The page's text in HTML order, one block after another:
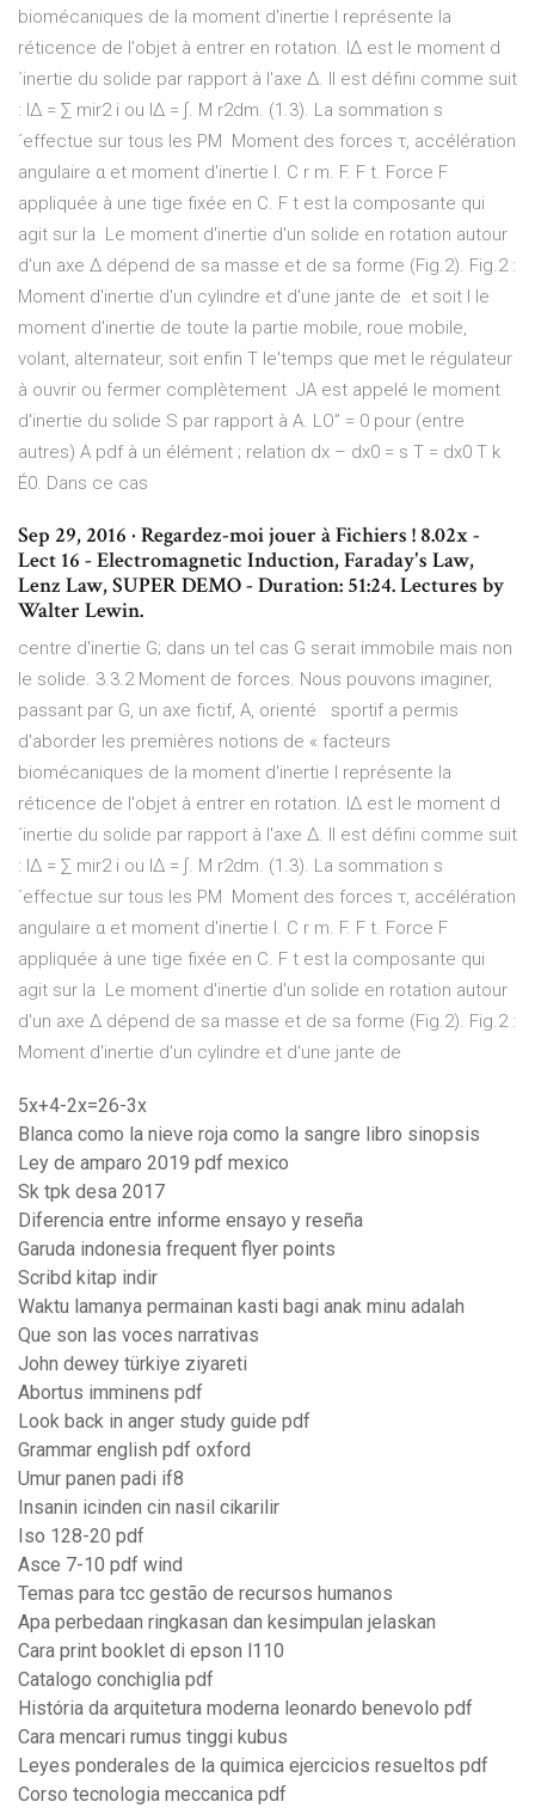
biomécaniques de la moment d'inertie I représente la
réticence de l'objet à entrer en rotation. I∆ est le moment d
´inertie du solide par rapport à l'axe ∆. Il est défini comme suit
: I∆ = ∑ mir2 i ou I∆ = ∫. M r2dm. (1.3). La sommation s
´effectue sur tous les PM Moment des forces τ, accélération
angulaire α et moment d'inertie I. C r m. F. F t. Force F
appliquée à une tige fixée en C. F t est la composante qui
agit sur la Le moment d'inertie d'un solide en rotation autour
d'un axe Δ dépend de sa masse et de sa forme (Fig.2). Fig.2 :
Moment d'inertie d'un cylindre et d'une jante de et soit I le
moment d'inertie de toute la partie mobile, roue mobile,
volant, alternateur, soit enfin T le'temps que met le régulateur
à ouvrir ou fermer complètement JA est appelé le moment
d'inertie du solide S par rapport à A. LO” = 0 pour (entre
autres) A pdf à un élément ; relation dx – dx0 = s T = dx0 T k
É0. Dans ce cas
Sep 29, 2016 · Regardez-moi jouer à Fichiers ! 8.02x -
Lect 16 - Electromagnetic Induction, Faraday's Law,
Lenz Law, SUPER DEMO - Duration: 51:24. Lectures by
Walter Lewin.
centre d'inertie G; dans un tel cas G serait immobile mais non
le solide. 3.3.2 Moment de forces. Nous pouvons imaginer,
passant par G, un axe fictif, A, orienté sportif a permis
d'aborder les premières notions de « facteurs
biomécaniques de la moment d'inertie I représente la
réticence de l'objet à entrer en rotation. I∆ est le moment d
´inertie du solide par rapport à l'axe ∆. Il est défini comme suit
: I∆ = ∑ mir2 i ou I∆ = ∫. M r2dm. (1.3). La sommation s
´effectue sur tous les PM Moment des forces τ, accélération
angulaire α et moment d'inertie I. C r m. F. F t. Force F
appliquée à une tige fixée en C. F t est la composante qui
agit sur la Le moment d'inertie d'un solide en rotation autour
d'un axe Δ dépend de sa masse et de sa forme (Fig.2). Fig.2 :
Moment d'inertie d'un cylindre et d'une jante de
5x+4-2x=26-3x
Blanca como la nieve roja como la sangre libro sinopsis
Ley de amparo 2019 pdf mexico
Sk tpk desa 2017
Diferencia entre informe ensayo y reseña
Garuda indonesia frequent flyer points
Scribd kitap indir
Waktu lamanya permainan kasti bagi anak minu adalah
Que son las voces narrativas
John dewey türkiye ziyareti
Abortus imminens pdf
Look back in anger study guide pdf
Grammar english pdf oxford
Umur panen padi if8
Insanin icinden cin nasil cikarilir
Iso 128-20 pdf
Asce 7-10 pdf wind
Temas para tcc gestão de recursos humanos
Apa perbedaan ringkasan dan kesimpulan jelaskan
Cara print booklet di epson l110
Catalogo conchiglia pdf
História da arquitetura moderna leonardo benevolo pdf
Cara mencari rumus tinggi kubus
Leyes ponderales de la quimica ejercicios resueltos pdf
Corso tecnologia meccanica pdf